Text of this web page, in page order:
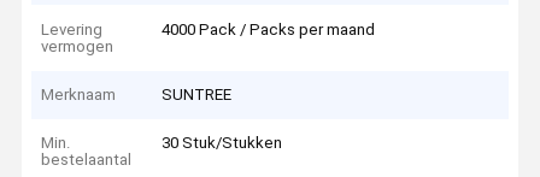
Levering
vermogen
4000 Pack / Packs per maand
Merknaam SUNTREE
Min.
bestelaantal
30 Stuk/Stukken